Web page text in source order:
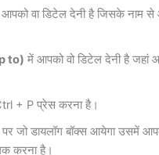
वा डिटेल देनी है जिसके नाम से
to) में आपको वो डिटेल देनी है जहां
+ P प्रेस करना है।
जो डायलॉग बॉक्स आयेगा उसमें
करना है।